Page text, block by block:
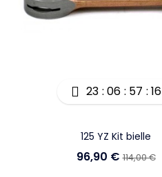
23 06 57 16
125 YZ Kit bielle
96,90 €114,00 €